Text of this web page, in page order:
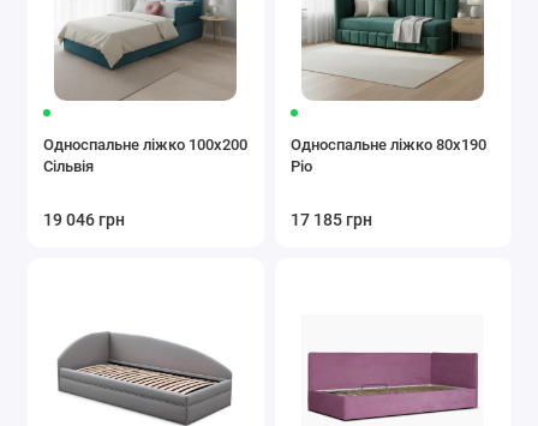
Односпальне ліжко 100x200
Сільвія
19 046 грн
Односпальне ліжко 80x190
Ріо
17 185 грн